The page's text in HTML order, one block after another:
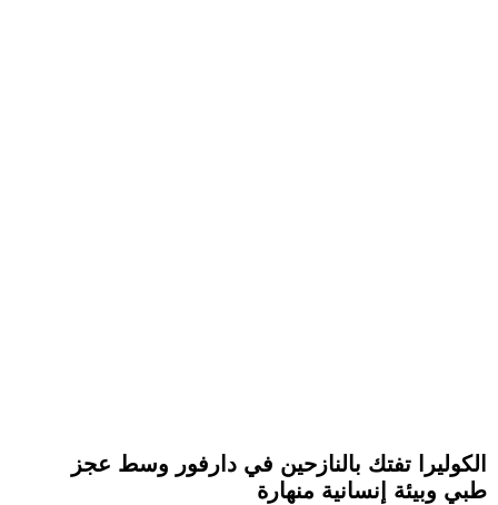
الكوليرا تفتك بالنازحين في دارفور وسط عجز
طبي وبيئة إنسانية منهارة